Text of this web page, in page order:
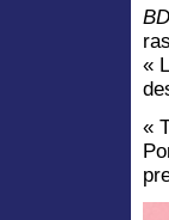
«
«